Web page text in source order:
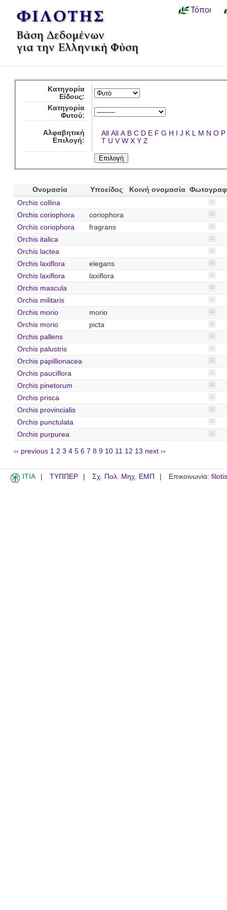
Τόποι
Κατηγορία
Είδους:
Κατηγορία
Φυτού:
Αλφαβητική
Επιλογή:
All All A B C D E F G H I J K L M N O P
T U V W X Y Z
Ονομασία Υποείδος Κοινή ονομασία
Orchis collina
Orchis coriophora
coriophora
Orchis coriophora
fragrans
Orchis italica
Orchis lactea
Orchis laxiflora
elegans
Orchis laxiflora
laxiflora
Orchis mascula
Orchis militaris
Orchis morio
morio
Orchis morio
picta
Orchis pallens
Orchis palustris
Orchis papillionacea
Orchis pauciflora
Orchis pinetorum
Orchis prisca
Orchis provincialis
Orchis punctulata
Orchis purpurea
‹‹ previous 1 2 3 4 5 6 7 8 9 10 11 12 13 next ››
ITIA ΤΥΠΠΕΡ Σχ. Πολ. Μηχ. ΕΜΠ Επικοινωνία: